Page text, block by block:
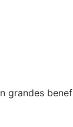
grandes